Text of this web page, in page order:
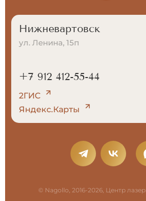
© Nagollo, 2016-2026, Центр
Нижневартовск
ул. Ленина, 15п
+7 912 412-55-44
2ГИС
Яндекс.Карты